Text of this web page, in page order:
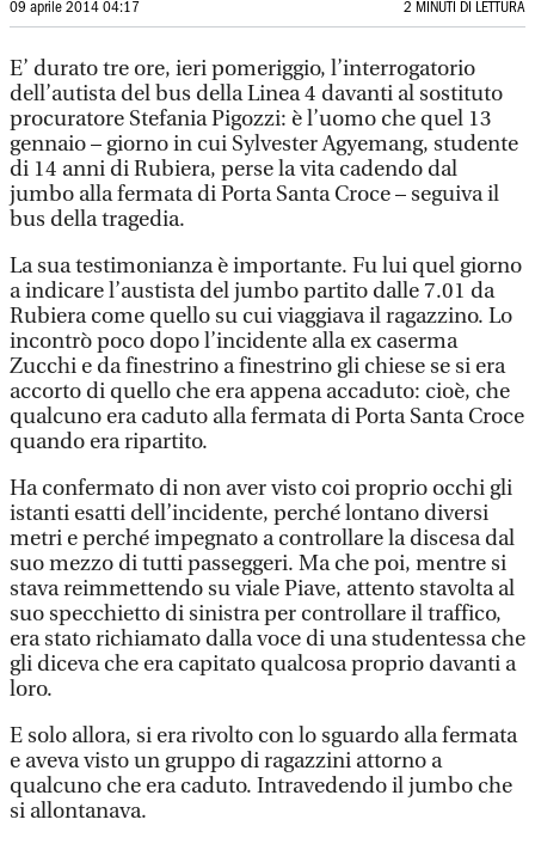
09 aprile 2014 04:17 2 MINUTI DI LETTURA
E’ durato tre ore, ieri pomeriggio, l’interrogatorio
dell’autista del bus della Linea 4 davanti al sostituto
procuratore Stefania Pigozzi: è l’uomo che quel 13
gennaio – giorno in cui Sylvester Agyemang, studente
di 14 anni di Rubiera, perse la vita cadendo dal
jumbo alla fermata di Porta Santa Croce – seguiva il
bus della tragedia.
La sua testimonianza è importante. Fu lui quel giorno
a indicare l’austista del jumbo partito dalle 7.01 da
Rubiera come quello su cui viaggiava il ragazzino. Lo
incontrò poco dopo l’incidente alla ex caserma
Zucchi e da finestrino a finestrino gli chiese se si era
accorto di quello che era appena accaduto: cioè, che
qualcuno era caduto alla fermata di Porta Santa Croce
quando era ripartito.
Ha confermato di non aver visto coi proprio occhi gli
istanti esatti dell’incidente, perché lontano diversi
metri e perché impegnato a controllare la discesa dal
suo mezzo di tutti passeggeri. Ma che poi, mentre si
stava reimmettendo su viale Piave, attento stavolta al
suo specchietto di sinistra per controllare il traffico,
era stato richiamato dalla voce di una studentessa che
gli diceva che era capitato qualcosa proprio davanti a
loro.
E solo allora, si era rivolto con lo sguardo alla fermata
e aveva visto un gruppo di ragazzini attorno a
qualcuno che era caduto. Intravedendo il jumbo che
si allontanava.